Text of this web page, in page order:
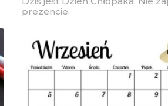
prezencie.